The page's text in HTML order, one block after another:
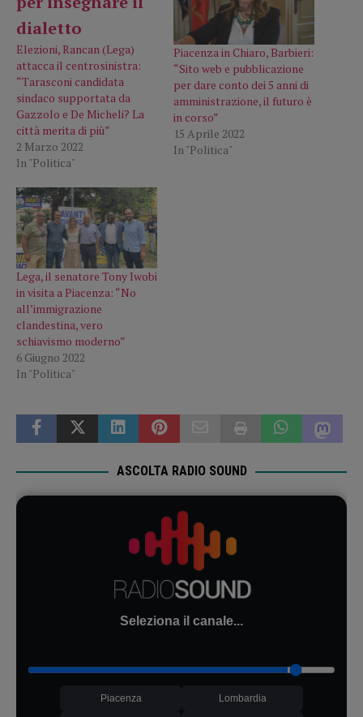
Elezioni, Rancan (Lega)
attacca il centrosinistra:
“Tarasconi candidata
sindaco supportata da
Gazzolo e De Micheli? La
città merita di più”
2 Marzo 2022
In "Politica"
Piacenza in Chiaro, Barbieri:
“Sito web e pubblicazione
per dare conto dei 5 anni di
amministrazione, il futuro è
in corso”
15 Aprile 2022
In "Politica"
Lega, il senatore Tony Iwobi
in visita a Piacenza: “No
all’immigrazione
clandestina, vero
schiavismo moderno”
6 Giugno 2022
In "Politica"
ASCOLTA RADIO SOUND
Seleziona il canale...
Piacenza Lombardia